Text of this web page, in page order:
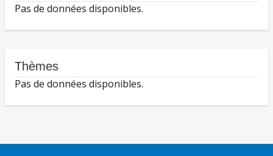
Pas de données disponibles.
Thèmes
Pas de données disponibles.